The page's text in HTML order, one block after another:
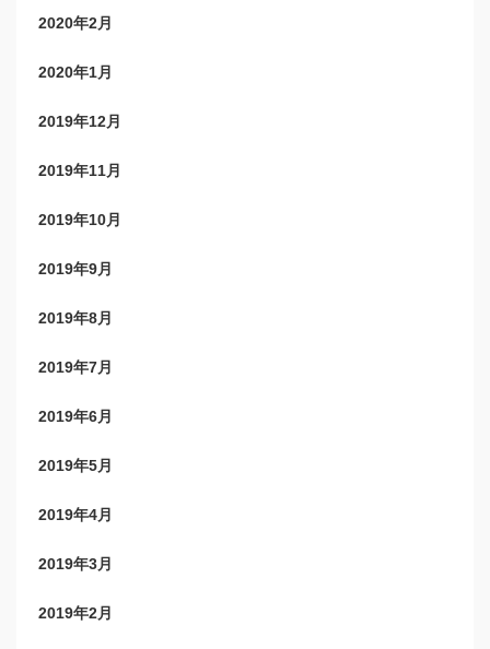
2020年2月
2020年1月
2019年12月
2019年11月
2019年10月
2019年9月
2019年8月
2019年7月
2019年6月
2019年5月
2019年4月
2019年3月
2019年2月